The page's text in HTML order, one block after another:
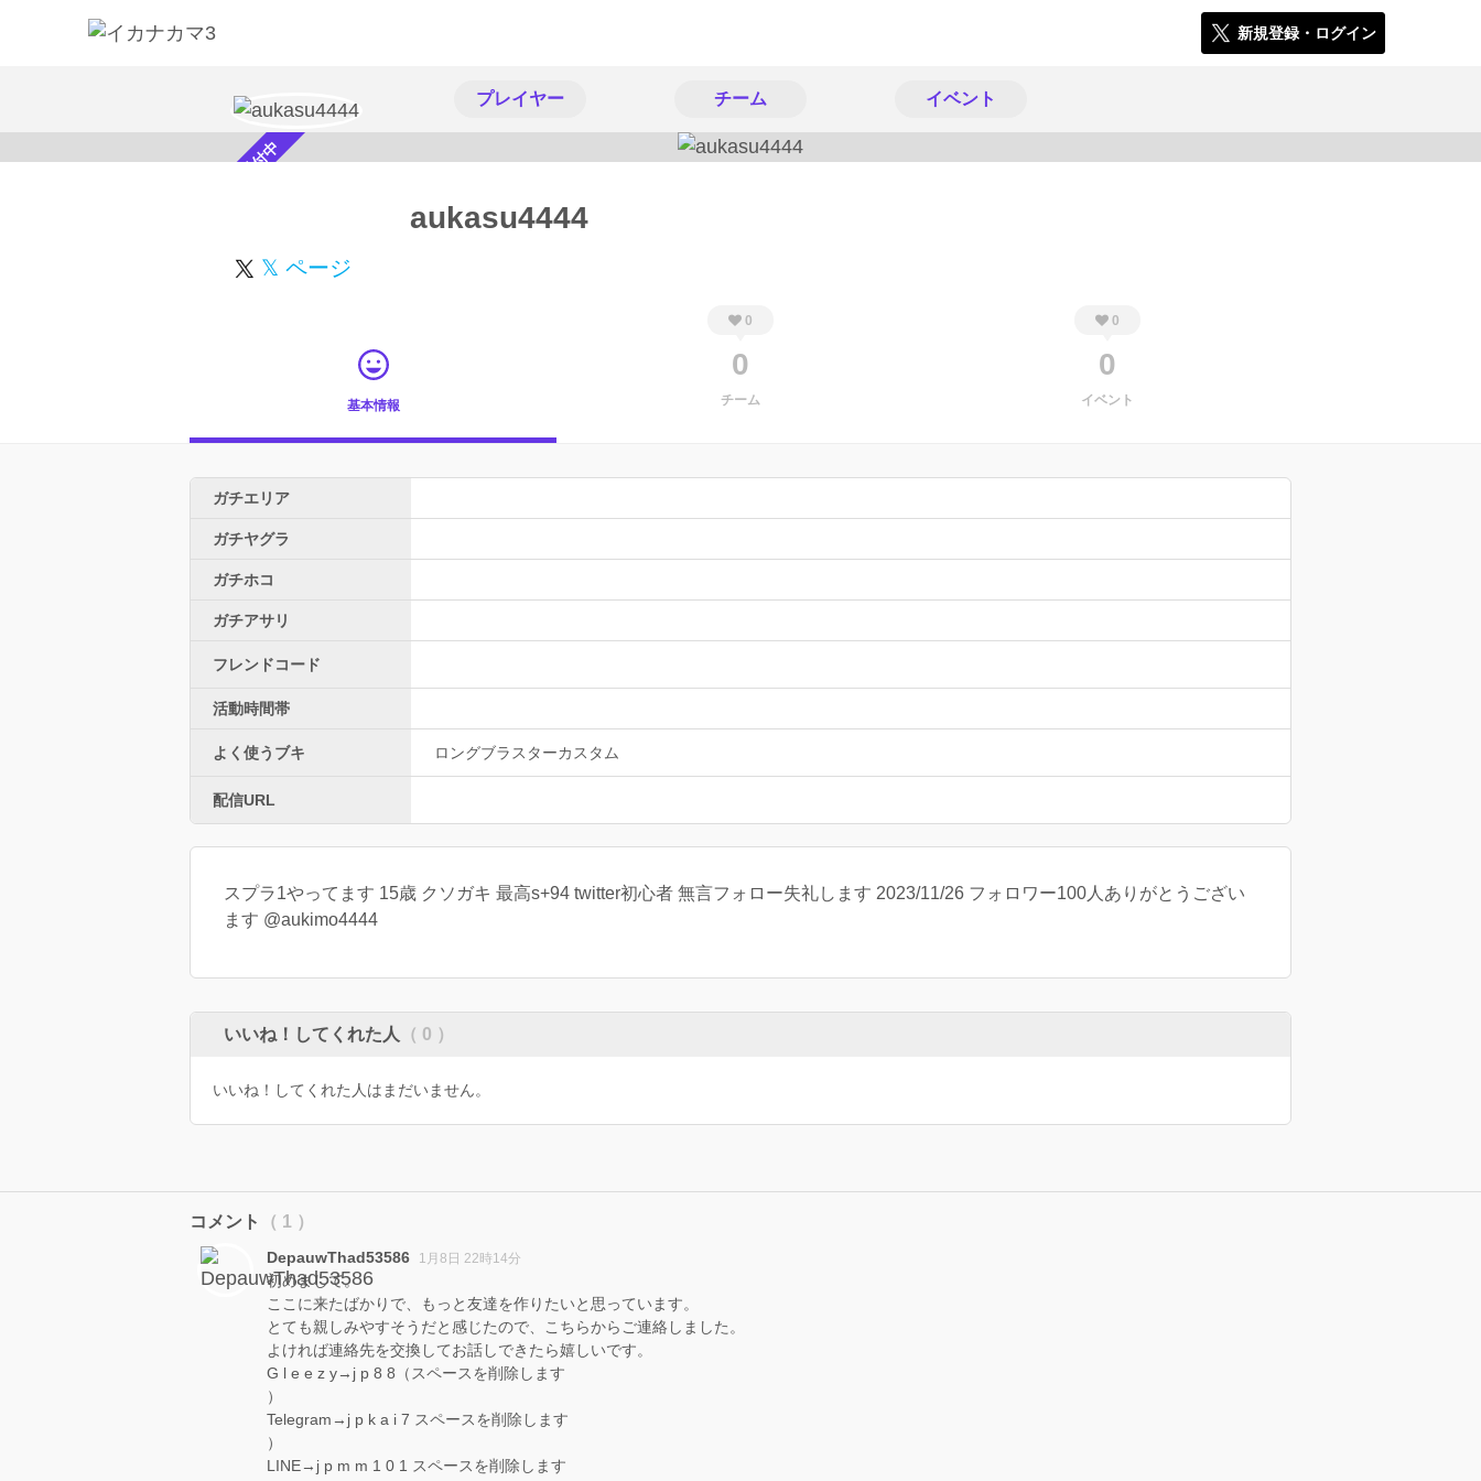
新規登録・ログイン
プレイヤー チーム イベント
スカウト受付中 aukasu4444
𝕏 ページ
基本情報
0
0
チーム
0
0
イベント
ガチエリア
ガチヤグラ
ガチホコ
ガチアサリ
フレンドコード
活動時間帯
よく使うブキ ロングブラスターカスタム
配信URL
スプラ1やってます 15歳 クソガキ 最高s+94 twitter初心者 無言フォロー失礼します 2023/11/26 フォロワー100人ありがとうござい
ます @aukimo4444
いいね！してくれた人 （ 0 ）
いいね！してくれた人はまだいません。
コメント （ 1 ）
DepauwThad53586 1月8日 22時14分
初めまして。
ここに来たばかりで、もっと友達を作りたいと思っています。
とても親しみやすそうだと感じたので、こちらからご連絡しました。
よければ連絡先を交換してお話しできたら嬉しいです。
G l e e z y→j p 8 8（スペースを削除します
）
Telegram→j p k a i 7 スペースを削除します
）
LINE→j p m m 1 0 1 スペースを削除します